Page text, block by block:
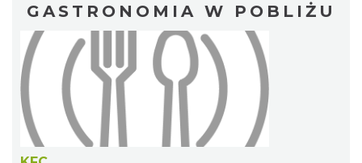
GASTRONOMIA W POBLIŻU